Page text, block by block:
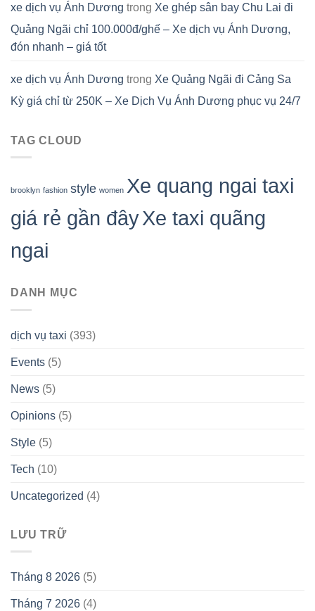
xe dịch vụ Ánh Dương trong Xe ghép sân bay Chu Lai đi
Quảng Ngãi chỉ 100.000đ/ghế – Xe dịch vụ Ánh Dương,
đón nhanh – giá tốt
xe dịch vụ Ánh Dương trong Xe Quảng Ngãi đi Cảng Sa
Kỳ giá chỉ từ 250K – Xe Dịch Vụ Ánh Dương phục vụ 24/7
TAG CLOUD
brooklyn fashion style women Xe quang ngai taxi
giá rẻ gần đâyXe taxi quãng
ngai
DANH MỤC
dịch vụ taxi (393)
Events (5)
News (5)
Opinions (5)
Style (5)
Tech (10)
Uncategorized (4)
LƯU TRỮ
Tháng 8 2026 (5)
Tháng 7 2026 (4)